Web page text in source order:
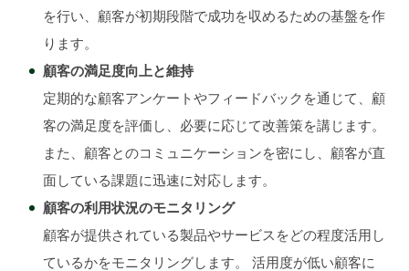
を行い、顧客が初期段階で成功を収めるための基盤を作
ります。
顧客の満足度向上と維持
定期的な顧客アンケートやフィードバックを通じて、顧
客の満足度を評価し、必要に応じて改善策を講じます。
また、顧客とのコミュニケーションを密にし、顧客が直
面している課題に迅速に対応します。
顧客の利用状況のモニタリング
顧客が提供されている製品やサービスをどの程度活用し
ているかをモニタリングします。 活用度が低い顧客に